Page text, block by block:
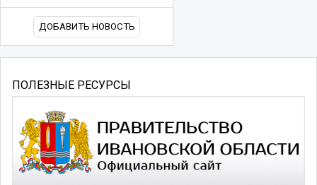
ДОБАВИТЬ НОВОСТЬ
ПОЛЕЗНЫЕ РЕСУРСЫ